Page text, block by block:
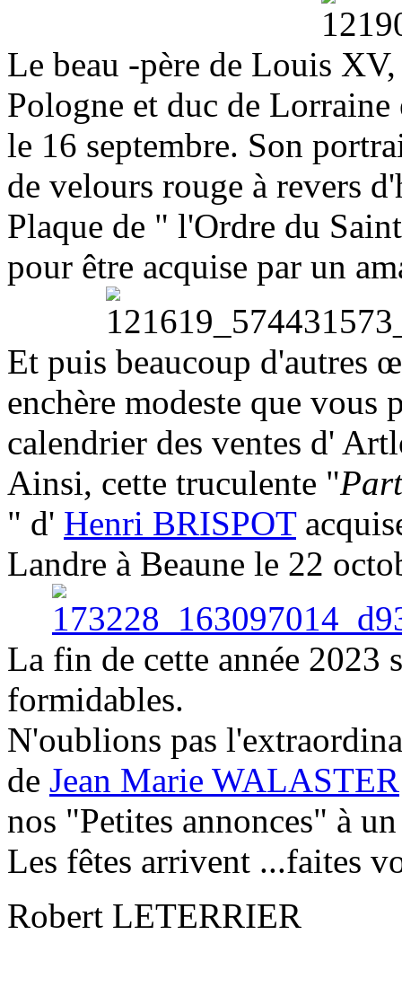
Le beau -père de Louis
Pologne et duc de
le 16 septembre. Son
de velours rouge à revers
Plaque de " l'Ordre du
pour être acquise par un
Et puis beaucoup d'autres
enchère modeste que vous
calendrier des ventes d'
Ainsi, cette truculente "
" d' Henri BRISPOT
Landre à Beaune le 22
La fin de cette année 2023
formidables.
N'oublions pas
de Jean Marie WALASTER
nos "Petites annonces" à
Les fêtes arrivent ...faites
Robert LETERRIER